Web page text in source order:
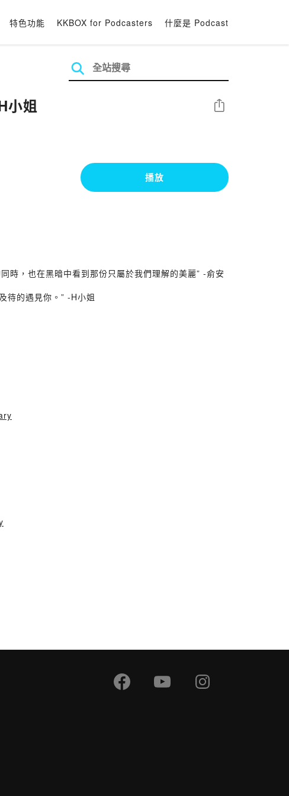
特色功能 KKBOX for Podcasters 什麼是 Podcast
小姐 分享
播放
時，也在黑暗中看到那份只屬於我們理解的美麗” -俞安
待的遇見你。” -H小姐